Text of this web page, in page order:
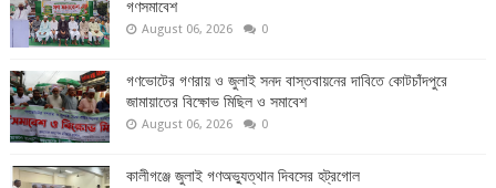
গণসমাবেশ
August 06, 2026 0
গণভোটের গণরায় ও জুলাই সনদ বাস্তবায়নের দাবিতে কোটচাঁদপুরে
জামায়াতের বিক্ষোভ মিছিল ও সমাবেশ
August 06, 2026 0
কালীগঞ্জে জুলাই গণঅভ্যুত্থান দিবসের হট্রগোল